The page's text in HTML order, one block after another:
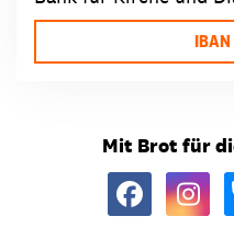
Mit Brot für